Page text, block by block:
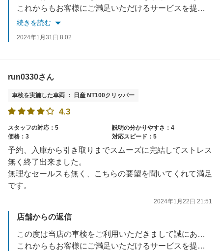
これからもお客様にご満足いただけるサービスを提供できるよう努めてまいります。
またのご利用を心よりお待ち申しあげます
続きを読む
2024年1月31日 8:02
run0330さん
車検を実施した車両 ： 日産 NT100クリッパー
4.3
スタッフの対応：5
説明の分かりやすさ：4
価格：3
対応スピード：5
予約、入庫から引き取りまでスムーズに完結してストレス
無く終了出来ました。
無理なセールスも無く、こちらの要望を聞いてくれて満足
です。
2024年1月22日 21:51
店舗からの返信
この度は当店の車検をご利用いただきまして誠にありがとうございます。
これからもお客様にご満足いただけるサービスを提供できるよう努めてまいります。